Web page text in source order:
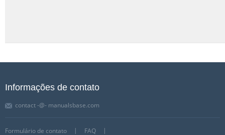
Informações de contato
contact -@- manualsbase.com
Formulário de contato FAQ